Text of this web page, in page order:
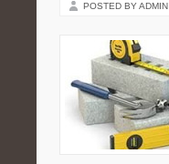
POSTED BY ADMIN